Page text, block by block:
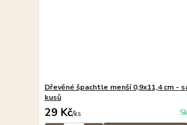
Dřevěné špachtle menší 0,9x11,4 cm -
kusů
29 Kč/ks